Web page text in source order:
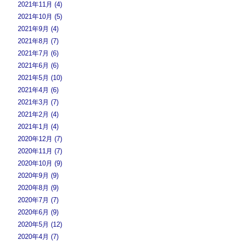
2021年11月 (4)
2021年10月 (5)
2021年9月 (4)
2021年8月 (7)
2021年7月 (6)
2021年6月 (6)
2021年5月 (10)
2021年4月 (6)
2021年3月 (7)
2021年2月 (4)
2021年1月 (4)
2020年12月 (7)
2020年11月 (7)
2020年10月 (9)
2020年9月 (9)
2020年8月 (9)
2020年7月 (7)
2020年6月 (9)
2020年5月 (12)
2020年4月 (7)